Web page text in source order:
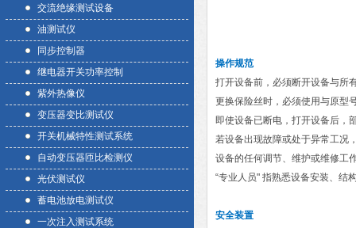
交流绝缘测试设备
油测试仪
同步控制器
继电器开关功率控制
紫外热像仪
变压器变比测试仪
开关机械特性测试系统
自动变压器匝比检测仪
光伏测试仪
蓄电池放电测试仪
一次注入测试系统
操作规范
打开设备前，必须断开设备与所
更换保险丝时，必须使用与原型
即使设备已断电，打开设备后，
若设备出现故障或处于异常工况
设备的任何调节、维护或维修工
“专业人员" 指熟悉设备安装、结
安全装置